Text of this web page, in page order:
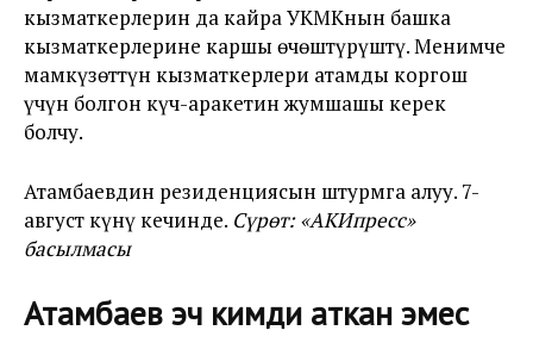
кызматкерлерин да кайра УКМКнын башка
кызматкерлерине каршы өчөштүрүштү. Менимче
мамкүзөттүн кызматкерлери атамды коргош
үчүн болгон күч-аракетин жумшашы керек
болчу.
Атамбаевдин резиденциясын штурмга алуу. 7-
август күнү кечинде. Сүрөт: «АКИпресс»
басылмасы
Атамбаев эч кимди аткан эмес